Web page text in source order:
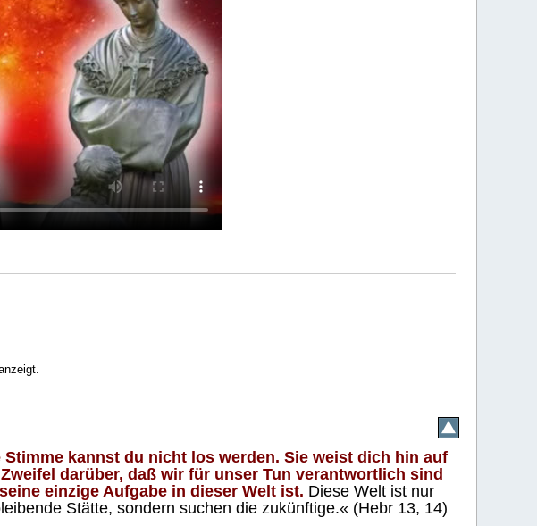
kannst du nicht los werden. Sie weist dich hin auf
darüber, daß wir für unser Tun verantwortlich sind
einzige Aufgabe in dieser Welt ist. Diese Welt ist nur
Stätte, sondern suchen die zukünftige.« (Hebr 13, 14)